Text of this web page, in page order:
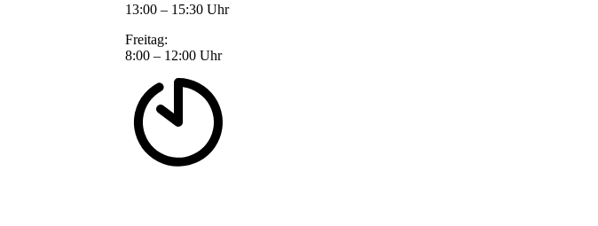
13:00 – 15:30 Uhr
Freitag:
8:00 – 12:00 Uhr